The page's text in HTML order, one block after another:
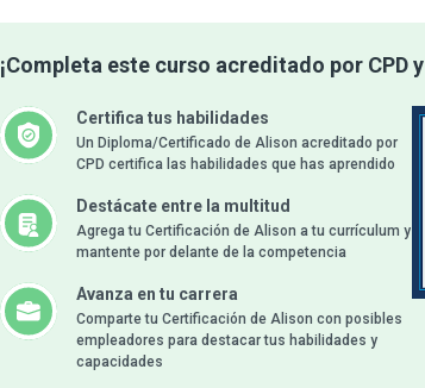
¡Completa este curso acreditado por CPD
Certifica tus habilidades
Un Diploma/Certificado de Alison acreditado por
CPD certifica las habilidades que has aprendido
Destácate entre la multitud
Agrega tu Certificación de Alison a tu currículum y
mantente por delante de la competencia
Avanza en tu carrera
Comparte tu Certificación de Alison con posibles
empleadores para destacar tus habilidades y
capacidades